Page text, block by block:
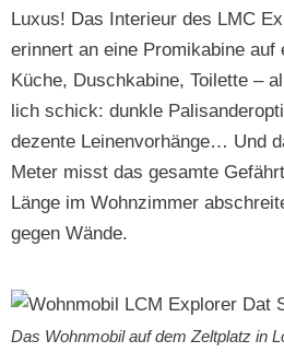
Luxus! Das Interieur des LMC
erin­nert an eine Promik­abine auf
Küche, Duschk­abine, Toi­lette –
lich schick: dun­kle
dezente Leinen­vorhänge… Und
Meter misst das gesamte
Länge im Wohnz­im­mer
gegen Wände.
Das Wohn­mo­bil auf dem Zelt­platz in